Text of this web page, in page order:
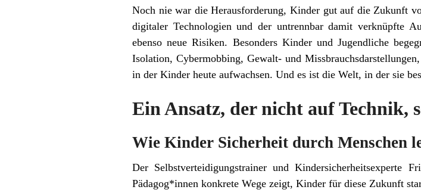
Noch nie war die Herausforderung, Kinder gut auf die Zukunft
digitaler Technologien und der untrennbar damit verknüpfte
ebenso neue Risiken. Besonders Kinder und Jugendliche
Isolation, Cybermobbing, Gewalt- und
in der Kinder heute aufwachsen. Und es ist die Welt, in der sie
Ein Ansatz, der nicht auf Technik,
Wie Kinder Sicherheit durch Menschen
Der Selbstverteidigungstrainer und Kindersicherheitsexperte
Pädagog*innen konkrete Wege zeigt, Kinder für diese Zukunft